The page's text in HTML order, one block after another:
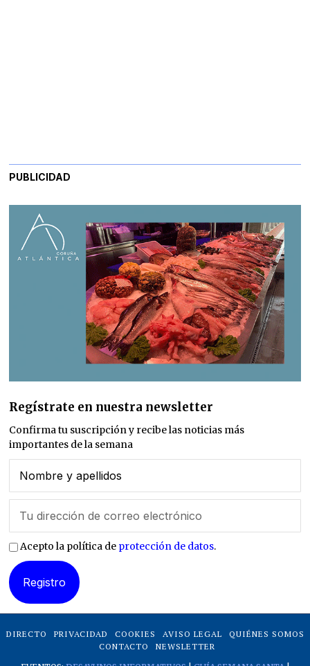
PUBLICIDAD
Regístrate en nuestra newsletter
Confirma tu suscripción y recibe las noticias más
importantes de la semana
Acepto la política de protección de datos.
DIRECTO PRIVACIDAD COOKIES AVISO LEGAL
QUIÉNES SOMOS
CONTACTO
NEWSLETTER